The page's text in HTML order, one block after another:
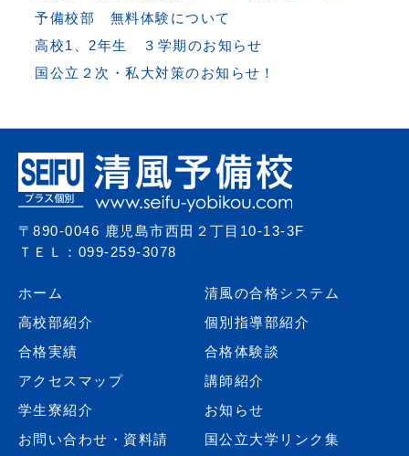
予備校部 無料体験について
高校1、2年生 ３学期のお知らせ
国公立２次・私大対策のお知らせ！
〒890-0046 鹿児島市西田２丁目10-13-3F
ＴＥＬ：099-259-3078
ホーム
清風の合格システム
高校部紹介
個別指導部紹介
合格実績
合格体験談
アクセスマップ
講師紹介
学生寮紹介
お知らせ
お問い合わせ・資料請
国公立大学リンク集